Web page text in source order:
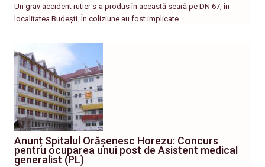
Un grav accident rutier s-a produs în această seară pe DN 67, în
localitatea Budești. În coliziune au fost implicate…
Anunț Spitalul Orășenesc Horezu: Concurs
pentru ocuparea unui post de Asistent medical
generalist (PL)